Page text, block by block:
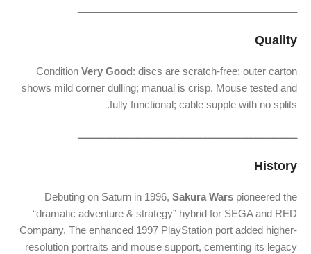
ـــــــــــــــــــــــــــــــــــــــــــــــــــــــــــــــــــــــــــــــ
Quality
Condition Very Good: discs are scratch-free; outer carton
shows mild corner dulling; manual is crisp. Mouse tested and
fully functional; cable supple with no splits.
ـــــــــــــــــــــــــــــــــــــــــــــــــــــــــــــــــــــــــــــــ
History
Debuting on Saturn in 1996, Sakura Wars pioneered the
“dramatic adventure & strategy” hybrid for SEGAand RED
Company. The enhanced 1997 PlayStation port added higher-
resolution portraits and mouse support, cementing its legacy